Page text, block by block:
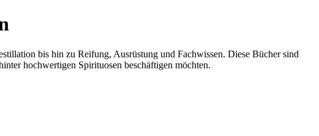
bis hin zu Reifung, Ausrüstung und Fachwissen. Diese Bücher sind
hochwertigen Spirituosen beschäftigen möchten.